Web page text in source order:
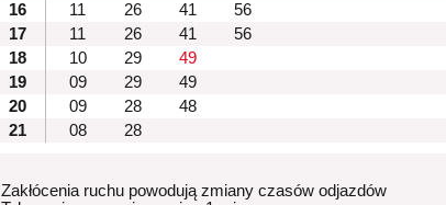
16
11 26 41
56
17
11 26 41
56
18
10 29
49
19
09 29
49
20
09 28
48
21
08 28
Zakłócenia ruchu powodują zmiany czasów odjazdów